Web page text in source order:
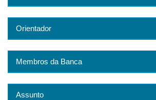
Orientador
Membros da Banca
Assunto